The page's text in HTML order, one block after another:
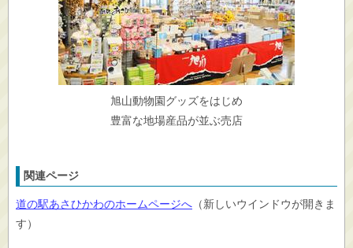
旭山動物園グッズをはじめ
豊富な地場産品が並ぶ売店
関連ページ
道の駅あさひかわのホームページへ （新しいウインドウが開きま
す）